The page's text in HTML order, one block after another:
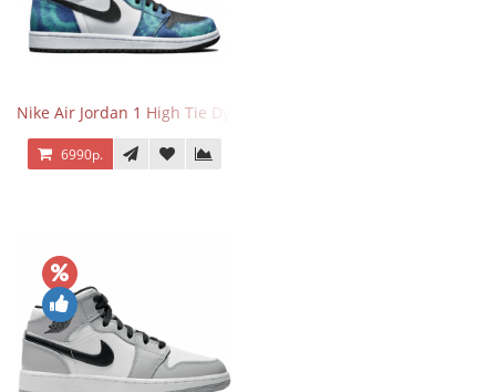
Nike Air Jordan 1 High Tie Dye
6990р.